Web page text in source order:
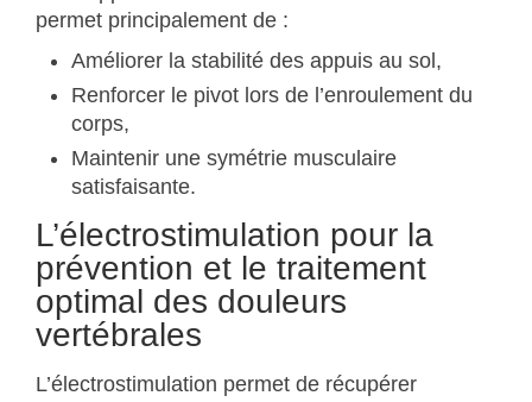
permet principalement de :
Améliorer la stabilité des appuis au sol,
Renforcer le pivot lors de l’enroulement du
corps,
Maintenir une symétrie musculaire
satisfaisante.
L’électrostimulation pour la
prévention et le traitement
optimal des douleurs
vertébrales
L’électrostimulation permet de récupérer